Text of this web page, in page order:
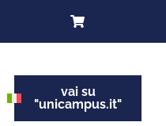
vai su
"unicampus.it"